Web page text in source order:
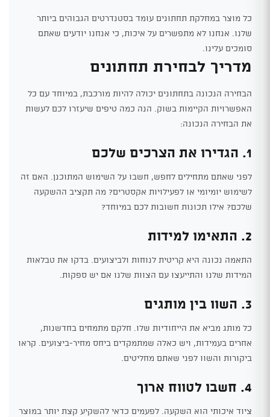
כל מוצר במחלקת תחתונים עומד בסטנדרטים הגבוהים ביותר
שלנו. אנחנו לא מתפשרים על איכות, כי אנחנו יודעים שאתם
סומכים עלינו.
מדריך לבחירת תחתונים
הבחירה הנכונה בתחתונים יכולה להיות מורכבת, במיוחד עם כל
האפשרויות הקיימות בשוק. הנה כמה טיפים שיעזרו לכם לעשות
את הבחירה הנכונה:
1. הגדירו את הצרכים שלכם
לפני שאתם מתחילים לחפש, חשבו על השימוש המתוכנן. האם זה
לשימוש יומיומי או לפעילויות אקסטרים? מה תקציב ההשקעה
שלכם? אילו תכונות חשובות לכם במיוחד?
2. התאימו למידות
התאמה נכונה היא קריטית לנוחות ולביצועים. בדקו את טבלאות
המידות שלנו והתייעצו עם הצוות שלנו אם יש ספקות.
3. השוו בין מותגים
כל מותג מביא את הייחודיות שלו. חלקם מתמחים בחדשנות,
אחרים בעמידות, ויש כאלה שמתמקדים ביחס מחיר-ביצועים. קראו
ביקורות והשוו לפני שאתם מחליטים.
4. חשבו לטווח ארוך
ציוד איכותי הוא השקעה. לפעמים כדאי להשקיע קצת יותר במוצר